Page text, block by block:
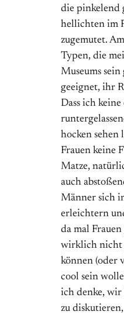
die pinkelend
hellichten im
zugemutet.
Typen, die
Museums sein
geeignet, ihr
Dass ich
hocken sehen
Frauen keine
Matze,
auch
Männer sich
erleichtern
da mal Frauen
wirklich nicht
können (oder
cool sein
ich denke,
zu